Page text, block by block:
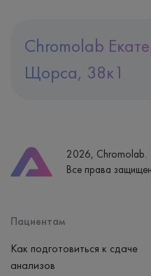
Chromolab
Щорса, 38к1
Часы работы
пн-вс: 7:30-15:00
2026, Chromolab.
Все права
Пациентам
Как подготовиться к сдаче
анализов